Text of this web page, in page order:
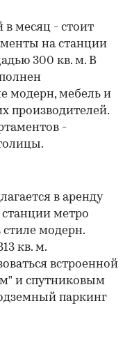
в месяц - стоит
на станции
300 кв. м. В
модерн, мебель и
производителей.
-
в аренду
метро
стиле модерн.
кв. м.
встроенной
и спутниковым
паркинг